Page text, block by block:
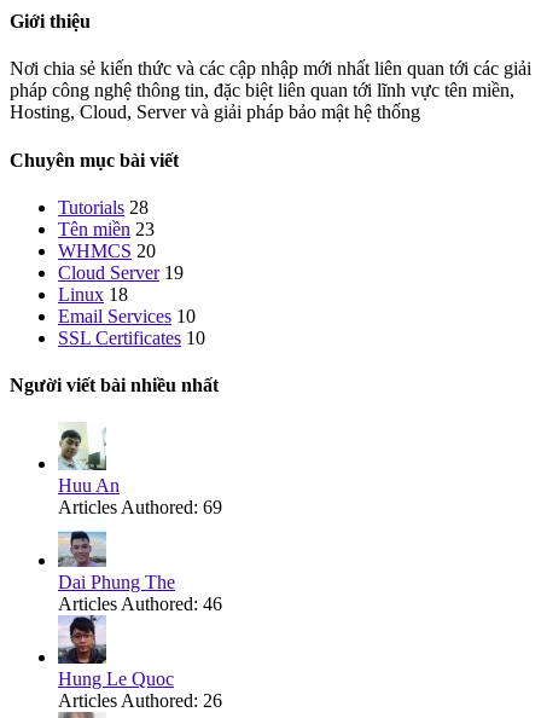
Giới thiệu
Nơi chia sẻ kiến thức và các cập nhập mới nhất liên quan tới các giải
pháp công nghệ thông tin, đặc biệt liên quan tới lĩnh vực tên miền,
Hosting, Cloud, Server và giải pháp bảo mật hệ thống
Chuyên mục bài viết
Tutorials 28
Tên miền 23
WHMCS 20
Cloud Server 19
Linux 18
Email Services 10
SSL Certificates 10
Người viết bài nhiều nhất
Huu An
Articles Authored: 69
Dai Phung The
Articles Authored: 46
Hung Le Quoc
Articles Authored: 26